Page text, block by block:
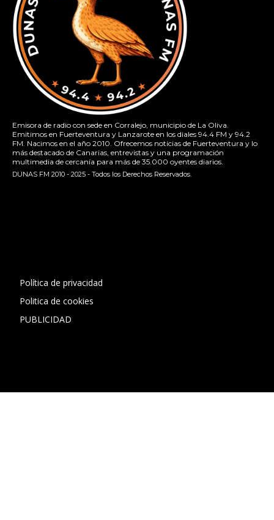
Emisora de radio con sede en Corralejo, municipio de La Oliva.
Emitimos en Fuerteventura y Lanzarote en los diales 94.4 FM y 94.2
FM. Nacimos en el año 2010. Ofrecemos noticias de Fuerteventura y lo
más destacado de Canarias, entrevistas y una programación
multimedia de cercanía para más de 35.000 oyentes diarios.
DUNAS FM 2010 - 2025 - Todos los Derechos Reservados.
Política de privacidad
Politica de cookies
PUBLICIDAD